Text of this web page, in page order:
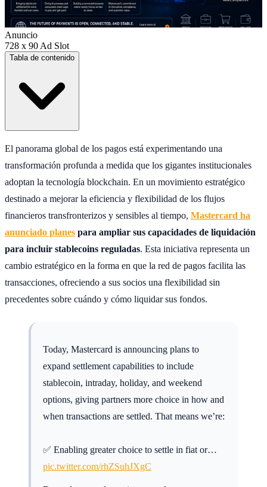
Anuncio
728 x 90 Ad Slot
Tabla de contenido
El panorama global de los pagos está experimentando una
transformación profunda a medida que los gigantes institucionales
adoptan la tecnología blockchain. En un movimiento estratégico
destinado a mejorar la eficiencia y flexibilidad de los flujos
financieros transfronterizos y sensibles al tiempo, Mastercard ha
anunciado planes para ampliar sus capacidades de liquidación
para incluir stablecoins reguladas. Esta iniciativa representa un
cambio estratégico en la forma en que la red de pagos facilita las
transacciones, ofreciendo a sus socios una flexibilidad sin
precedentes sobre cuándo y cómo liquidar sus fondos.
Today, Mastercard is announcing plans to
expand settlement capabilities to include
stablecoin, intraday, holiday, and weekend
options, giving partners more choice in how and
when transactions are settled. That means we’re:
✅ Enabling greater choice to settle in fiat or…
pic.twitter.com/rhZSuhJXgC